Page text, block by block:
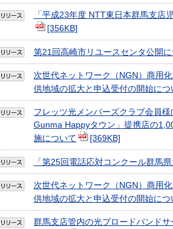
「平成23年度 NTT東日本群馬支店
[356KB]
第21回高崎市リユースセンタ公開
次世代ネットワーク（NGN）商用
供地域の拡大と申込受付の開始につ
フレッツ光メンバーズクラブ会員
Gunma Happyタウン」提携店の
施について
[369KB]
「第25回電話応対コンクール群馬
次世代ネットワーク（NGN）商用
供地域の拡大と申込受付の開始につ
群馬支店管内の光ブロードバンド